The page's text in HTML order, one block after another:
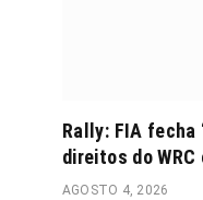
Rally: FIA fecha
direitos do WRC
AGOSTO 4, 2026